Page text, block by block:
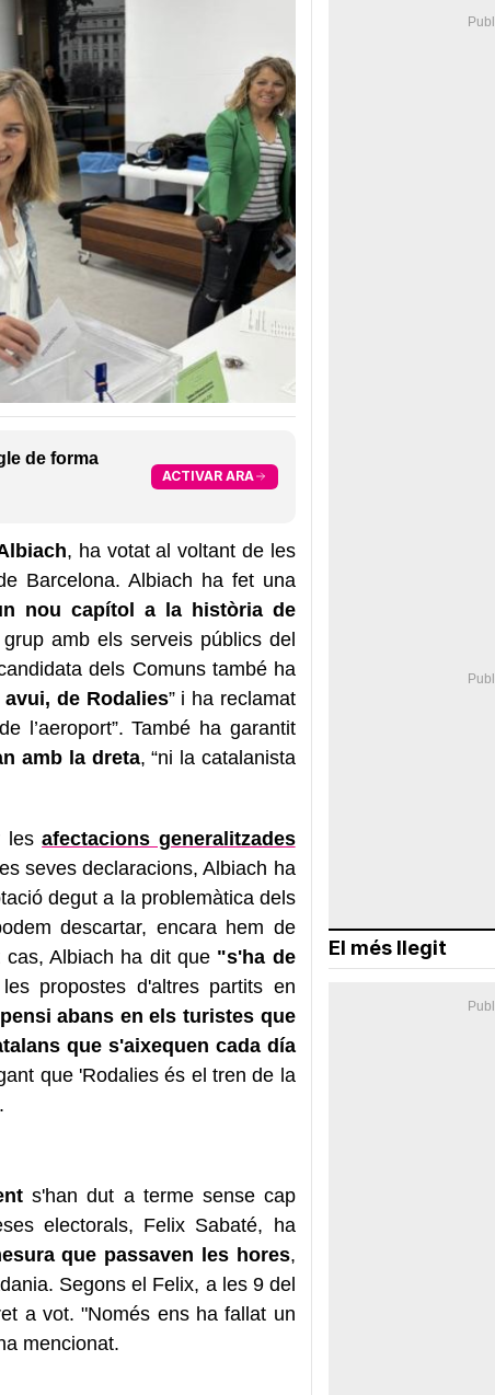
de forma
ACTIVAR ARA
, ha votat al voltant de les
Barcelona. Albiach ha fet una
nou capítol a la història de
amb els serveis públics del
dels Comuns també ha
de Rodalies” i ha reclamat
l’aeroport”. També ha garantit
amb la dreta, “ni la catalanista
lesafectacions generalitzades
seves declaracions, Albiach ha
degut a la problemàtica dels
descartar, encara hem de
Albiach ha dit que "s'ha de
propostes d'altres partits en
abans en els turistes que
que s'aixequen cada día
que 'Rodalies és el tren de la
s'han dut a terme sense cap
electorals, Felix Sabaté, ha
que passaven les hores,
Segons el Felix, a les 9 del
a vot. "Només ens ha fallat un
mencionat.
El més llegit